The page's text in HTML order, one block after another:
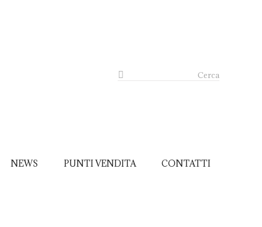
Cerca
NEWS PUNTI VENDITA CONTATTI